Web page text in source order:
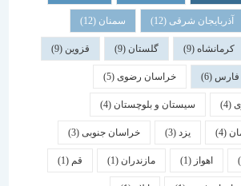
شرقی(12) سمنان (12)
(9) گلستان (9) قزوین
خراسان رضوی(5)
سیستان و بلوچستان(4)
یزد خراسان جنوبی(3)
مازندران(1) قم